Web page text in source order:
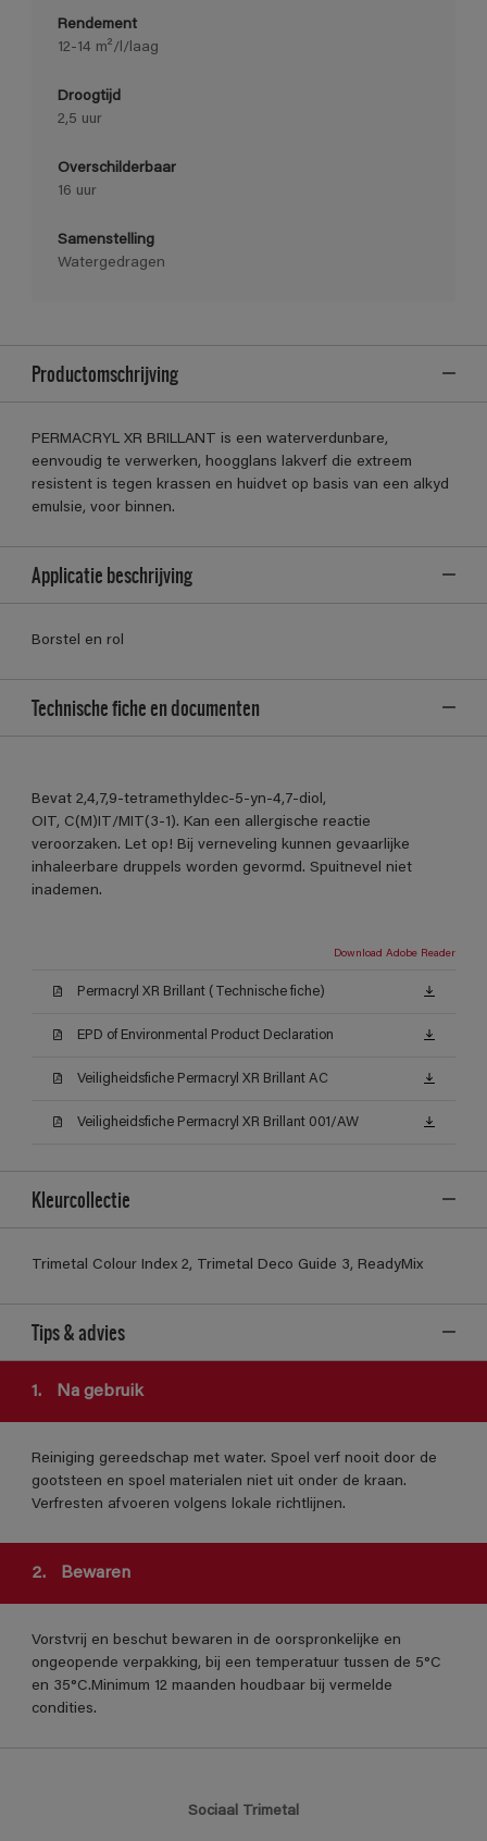
Rendement
12-14 m²/l/laag
Droogtijd
2,5 uur
Overschilderbaar
16 uur
Samenstelling
Watergedragen
Productomschrijving
PERMACRYL XR BRILLANT is een waterverdunbare,
eenvoudig te verwerken, hoogglans lakverf die extreem
resistent is tegen krassen en huidvet op basis van een alkyd
emulsie, voor binnen.
Applicatie beschrijving
Borstel en rol
Technische fiche en documenten
Bevat 2,4,7,9-tetramethyldec-5-yn-4,7-diol,
OIT, C(M)IT/MIT(3-1). Kan een allergische reactie
veroorzaken. Let op! Bij verneveling kunnen gevaarlijke
inhaleerbare druppels worden gevormd. Spuitnevel niet
inademen.
Download Adobe Reader
Permacryl XR Brillant (Technische fiche)
EPD of Environmental Product Declaration
Veiligheidsfiche Permacryl XR Brillant AC
Veiligheidsfiche Permacryl XR Brillant 001/AW
Kleurcollectie
Trimetal Colour Index 2, Trimetal Deco Guide 3, ReadyMix
Tips & advies
1. Na gebruik
Reiniging gereedschap met water. Spoel verf nooit door de
gootsteen en spoel materialen niet uit onder de kraan.
Verfresten afvoeren volgens lokale richtlijnen.
2. Bewaren
Vorstvrij en beschut bewaren in de oorspronkelijke en
ongeopende verpakking, bij een temperatuur tussen de 5°C
en 35°C.Minimum 12 maanden houdbaar bij vermelde
condities.
Sociaal Trimetal